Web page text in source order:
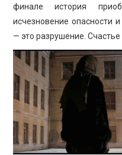
финале история
исчезновение опасности
— это разрушение. Счастье